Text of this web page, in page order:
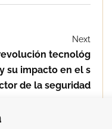
Next
tecnológ
su impacto en el s
de la seguridad